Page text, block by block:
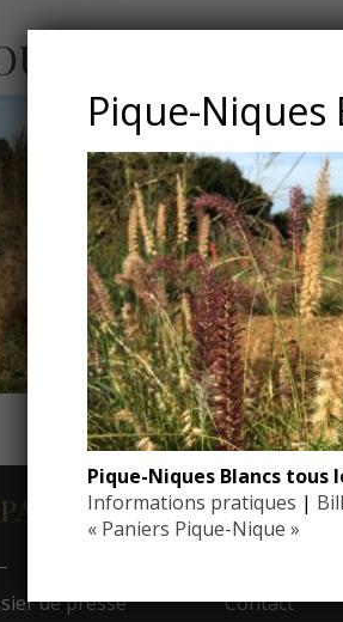
GRAMINE
PRESSE
de presse
Contact
Pique-Niques
Pique-Niques Blancs tous
Informations pratiques |
« Paniers Pique-Nique »